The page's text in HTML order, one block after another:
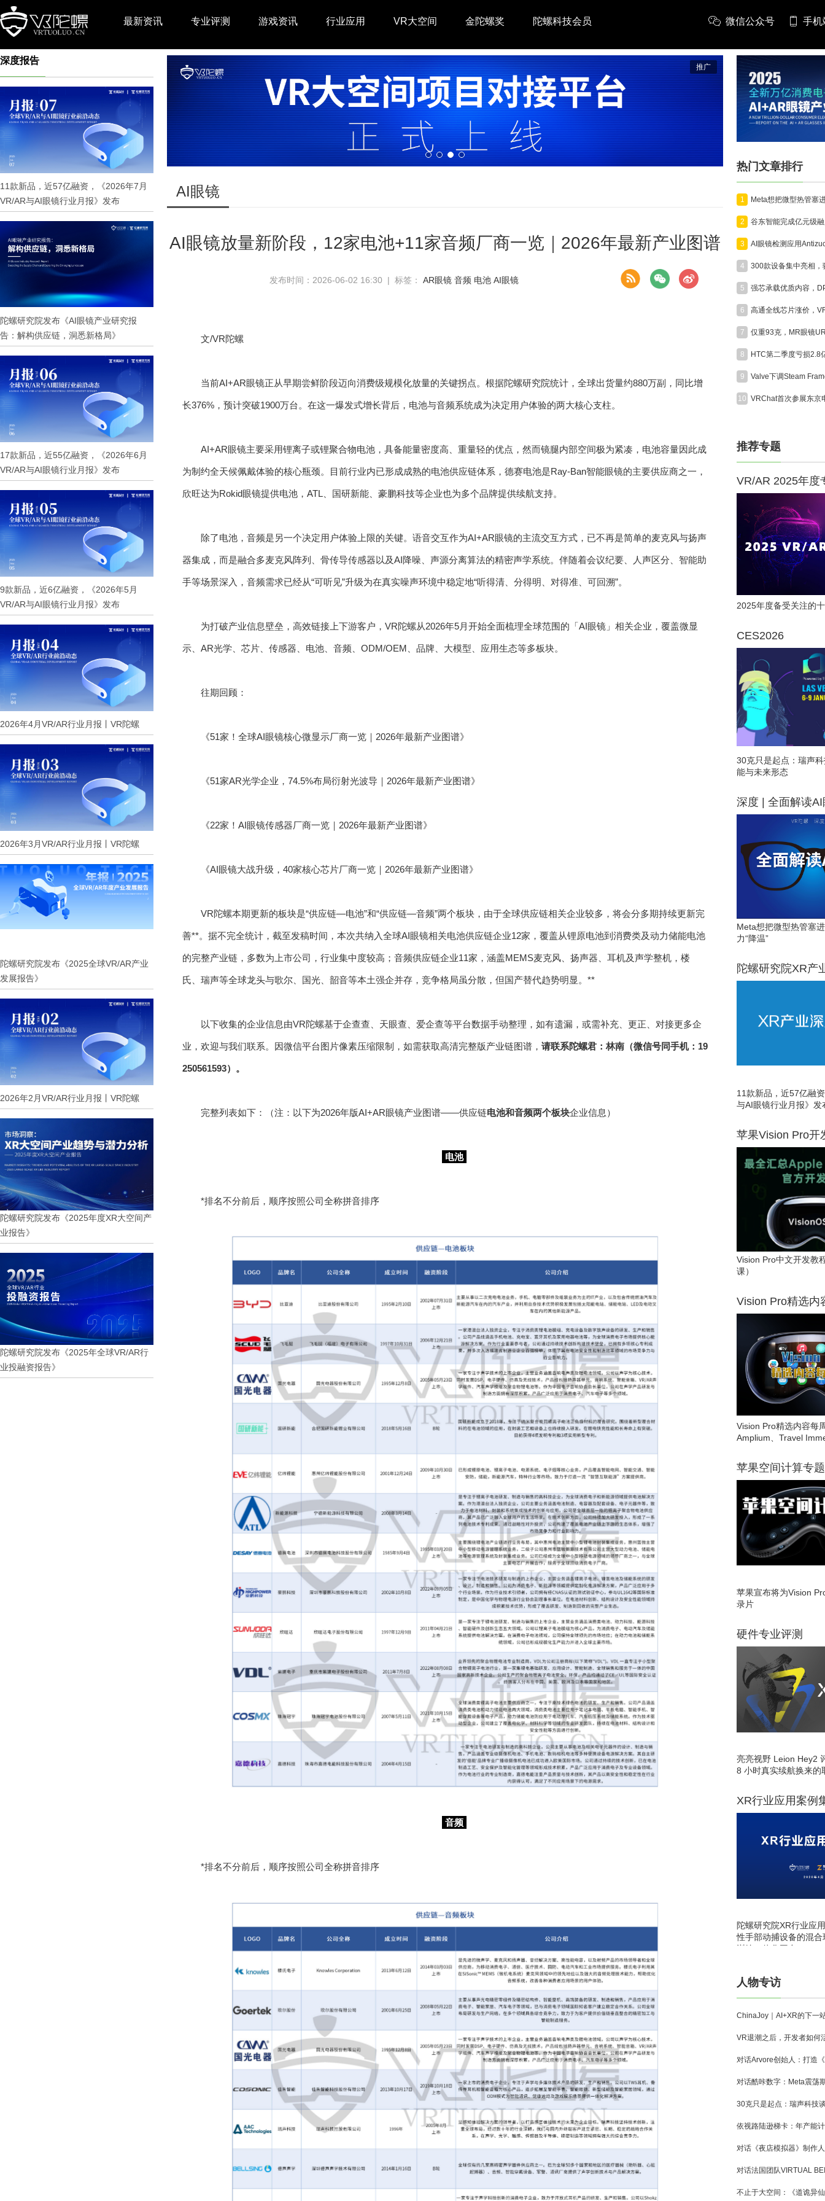
最新资讯 专业评测 游戏资讯 行业应用 VR大空间 金陀螺奖 陀螺科技会员 微信公众号 手机
深度报告
11款新品，近57亿融资，《2026年7月
VR/AR与AI眼镜行业月报》发布
陀螺研究院发布《AI眼镜产业研究报
告：解构供应链，洞悉新格局》
17款新品，近55亿融资，《2026年6月
VR/AR与AI眼镜行业月报》发布
9款新品，近6亿融资，《2026年5月
VR/AR与AI眼镜行业月报》发布
2026年4月VR/AR行业月报丨VR陀螺
2026年3月VR/AR行业月报丨VR陀螺
陀螺研究院发布《2025全球VR/AR产业
发展报告》
2026年2月VR/AR行业月报丨VR陀螺
陀螺研究院发布《2025年度XR大空间产
业报告》
陀螺研究院发布《2025年全球VR/AR行
业投融资报告》
AI眼镜
AI眼镜放量​​新阶段​​，​​12家​​电池+​​11家​音频厂商一览｜2026年最新产业图谱
发布时间：2026-06-02 16:30 | 标签： AR眼镜 音频 电池 AI眼镜
文/VR陀螺
当前AI+AR眼镜正从早期尝鲜阶段迈向消费级规模化放量的关键拐点。根据陀螺研究院统计，全球出货量约880万副，同比增
长376%，预计突破1900万台。在这一爆发式增长背后，电池与音频系统成为决定用户体验的两大核心支柱。
AI+AR眼镜主要采用锂离子或锂聚合物电池，具备能量密度高、重量轻的优点，然而镜腿内部空间极为紧凑，电池容量因此成
为制约全天候佩戴体验的核心瓶颈。目前行业内已形成成熟的电池供应链体系，德赛电池是Ray-Ban智能眼镜的主要供应商之一，
欣旺达为Rokid眼镜提供电池，ATL、国研新能、豪鹏科技等企业也为多个品牌提供续航支持。
除了电池，音频是另一个决定用户体验上限的关键。语音交互作为AI+AR眼镜的主流交互方式，已不再是简单的麦克风与扬声
器集成，而是融合多麦克风阵列、骨传导传感器以及AI降噪、声源分离算法的精密声学系统。伴随着会议纪要、人声区分、智能助
手等场景深入，音频需求已经从“可听见”升级为在真实噪声环境中稳定地“听得清、分得明、对得准、可回溯”。
为打破产业信息壁垒，高效链接上下游客户，VR陀螺从2026年5月开始全面梳理全球范围的「AI眼镜」相关企业，覆盖微显
示、AR光学、芯片、传感器、电池、音频、ODM/OEM、品牌、大模型、应用生态等多板块。
往期回顾：
《51家！全球AI眼镜核心微显示厂商一览｜2026年最新产业图谱》
《51家AR光学企业，74.5%布局衍射光波导｜2026年最新产业图谱》
《22家！AI眼镜传感器厂商一览｜2026年最新产业图谱》
《AI眼镜大战升级，40家核心芯片厂商一览｜2026年最新产业图谱》
VR陀螺本期更新的板块是“供应链—电池”和“供应链—音频”两个板块，由于全球供应链相关企业较多，将会分多期持续更新完
善**。据不完全统计，截至发稿时间，本次共纳入全球AI眼镜相关电池供应链企业12家，覆盖从锂原电池到消费类及动力储能电池
的完整产业链，多数为上市公司，行业集中度较高；音频供应链企业11家，涵盖MEMS麦克风、扬声器、耳机及声学整机，楼
氏、瑞声等全球龙头与歌尔、国光、韶音等本土强企并存，竞争格局虽分散，但国产替代趋势明显。**
以下收集的企业信息由VR陀螺基于企查查、天眼查、爱企查等平台数据手动整理，如有遗漏，或需补充、更正、对接更多企
业，欢迎与我们联系。因微信平台图片像素压缩限制，如需获取高清完整版产业链图谱， 请联系陀螺君：林南（微信号同手机：19
250561593）。
完整列表如下：（注：以下为2026年版AI+AR眼镜产业图谱——供应链电池和音频两个板块企业信息）
电池
*排名不分前后，顺序按照公司全称拼音排序
音频
*排名不分前后，顺序按照公司全称拼音排序
热门文章排行
1
2
3
4
5
6
7
8 HTC第二季度亏损2.8
9
10
推荐专题
VR/AR 2025年度
2025年度备受关注的
CES2026
30克只是起点：瑞声
能与未来形态
深度 | 全面解读AI
Meta想把微型热管塞
力“降温”
陀螺研究院XR产
11款新品，近57亿融
与AI眼镜行业月报》发
苹果Vision Pro开
Vision Pro中文开发教
课）
Vision Pro精选内
Vision Pro精选内容每
Amplium、Travel
苹果空间计算专题
苹果宣布将为Vision
录片
硬件专业评测
亮亮视野 Leion Hey2
8 小时真实续航换来的
XR行业应用案例
陀螺研究院XR行业应
性手部动捕设备的混
训练一体化平台
人物专访